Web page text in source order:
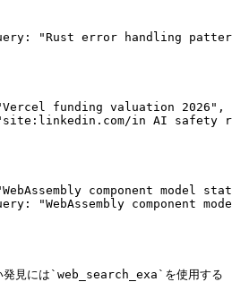
"Rust error handling
"Vercel funding valuation
"site:linkedin.com/in AI safety
component model
"WebAssembly component
発見には`web_search_exa`を使用する